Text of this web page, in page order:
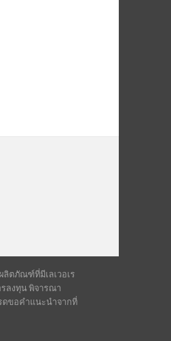
ลิตภัณฑ์ที่มีเลเวอเร
ลงทุน พิจารณา
ดขอคำแนะนำจากที่